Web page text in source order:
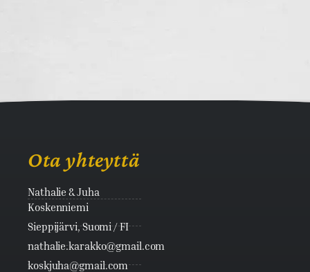
Ota yhteyttä
Nathalie & Juha
Koskenniemi
Sieppijärvi, Suomi / FI
nathalie.karakko@gmail.com
koskjuha@gmail.com